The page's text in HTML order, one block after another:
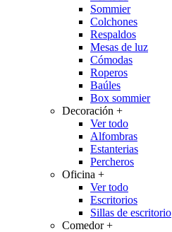
Sommier
Colchones
Respaldos
Mesas de luz
Cómodas
Roperos
Baúles
Box sommier
Decoración +
Ver todo
Alfombras
Estanterias
Percheros
Oficina +
Ver todo
Escritorios
Sillas de escritorio
Comedor+